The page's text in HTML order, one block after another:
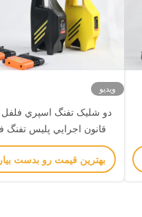
ویدیو
دو شليک تفنگ اسپري فلفل
قانون اجرايي پلیس تفنگ
براي امنيت
بهترین قیمت رو بدست بیار